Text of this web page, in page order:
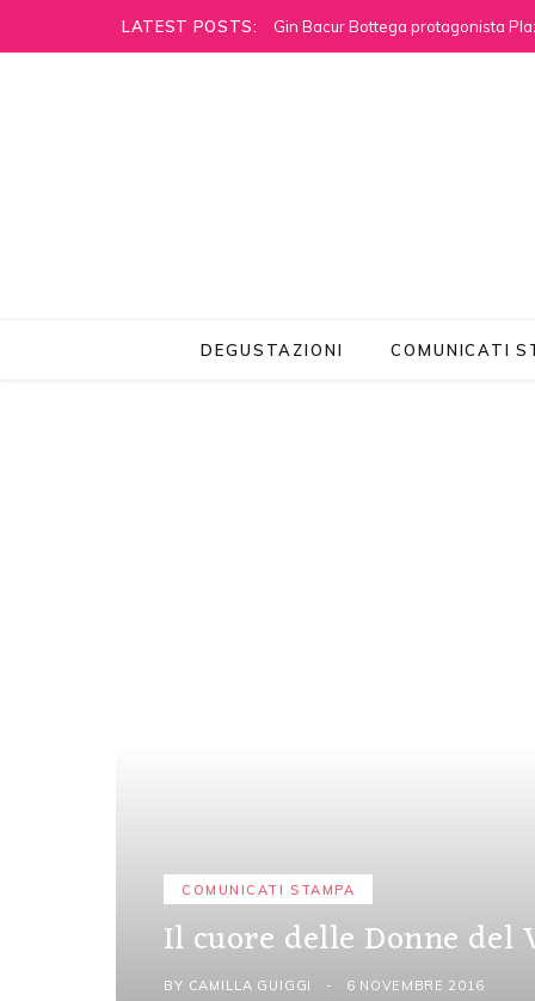
LATEST POSTS: Gin Bacur Bottega protagonista
DEGUSTAZIONI COMUNICATI
COMUNICATI STAMPA
Il cuore delle Donne del
BY CAMILLA GUIGGI 6 NOVEMBRE 2016